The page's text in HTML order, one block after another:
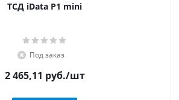
ТСД iData P1 mini
Под заказ
2 465,11 руб./шт